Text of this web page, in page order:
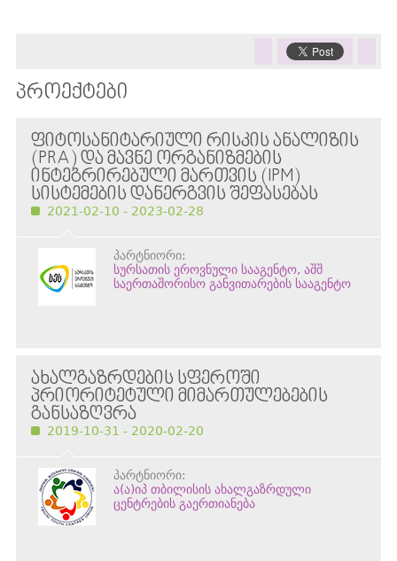
ᲞᲠᲝᲔᲥᲢᲔᲑᲘ
ᲤᲘᲢᲝᲡᲐᲜᲘᲢᲐᲠᲘᲣᲚᲘ ᲠᲘᲡᲙᲘᲡ ᲐᲜᲐᲚᲘᲖᲘᲡ
(PRA) ᲓᲐ ᲛᲐᲕᲜᲔ ᲝᲠᲒᲐᲜᲘᲖᲛᲔᲑᲘᲡ
ᲘᲜᲢᲔᲒᲠᲘᲠᲔᲑᲣᲚᲘ ᲛᲐᲠᲗᲕᲘᲡ (IPM)
ᲡᲘᲡᲢᲔᲛᲔᲑᲘᲡ ᲓᲐᲜᲔᲠᲒᲕᲘᲡ ᲨᲔᲤᲐᲡᲔᲑᲐᲡ
2021-02-10 - 2023-02-28
პარტნიორი:
სურსათის ეროვნული სააგენტო, აშშ
საერთაშორისო განვითარების სააგენტო
ᲐᲮᲐᲚᲒᲐᲖᲠᲓᲔᲑᲘᲡ ᲡᲤᲔᲠᲝᲨᲘ
ᲞᲠᲘᲝᲠᲘᲢᲔᲢᲣᲚᲘ ᲛᲘᲛᲐᲠᲗᲣᲚᲔᲑᲔᲑᲘᲡ
ᲒᲐᲜᲡᲐᲖᲦᲕᲠᲐ
2019-10-31 - 2020-02-20
პარტნიორი:
ა(ა)იპ თბილისის ახალგაზრდული
ცენტრების გაერთიანება